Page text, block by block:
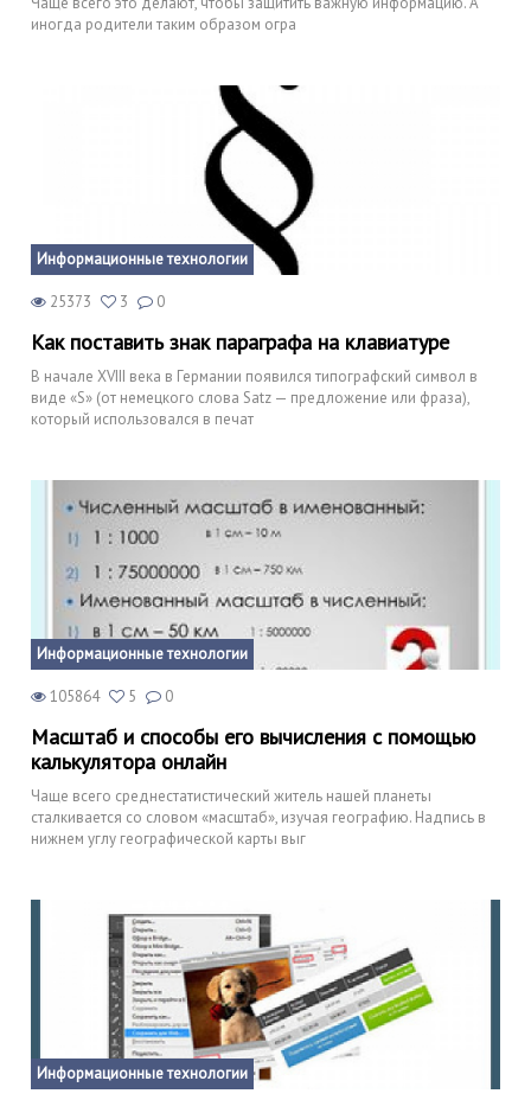
иногда родители таким образом огра
Информационные технологии
25373 3 0
Как поставить знак параграфа на клавиатуре
В начале XVIII века в Германии появился типографский символ в
виде «S» (от немецкого слова Satz — предложение или фраза),
который использовался в печат
Информационные технологии
105864 5 0
Масштаб и способы его вычисления с помощью
калькулятора онлайн
Чаще всего среднестатистический житель нашей планеты
сталкивается со словом «масштаб», изучая географию. Надпись в
нижнем углу географической карты выг
Информационные технологии